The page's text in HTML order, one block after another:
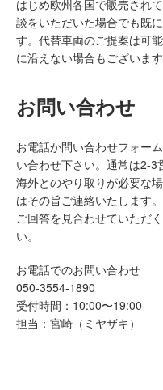
はじめ欧州各国で販売され
談をいただいた場合でも既
す。代替車両のご提案は可
に沿えない場合もございま
お問い合わせ
お電話か問い合わせフォー
い合わせ下さい。通常は2-3
海外とのやり取りが必要な
はその旨ご連絡いたします
ご回答を見合わせていただ
い。
お電話でのお問い合わせ
050-3554-1890
受付時間：10:00〜19:00
担当：宮崎（ミヤザキ）